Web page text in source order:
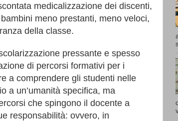
medicalizzazione dei discenti,
meno prestanti, meno veloci,
della classe.
pressante e spesso
di percorsi formativi per i
a comprendere gli studenti nelle
a un’umanità specifica, ma
che spingono il docente a
responsabilità: ovvero, in